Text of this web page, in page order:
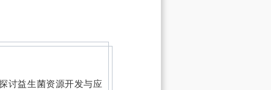
探讨益生菌资源开发与应